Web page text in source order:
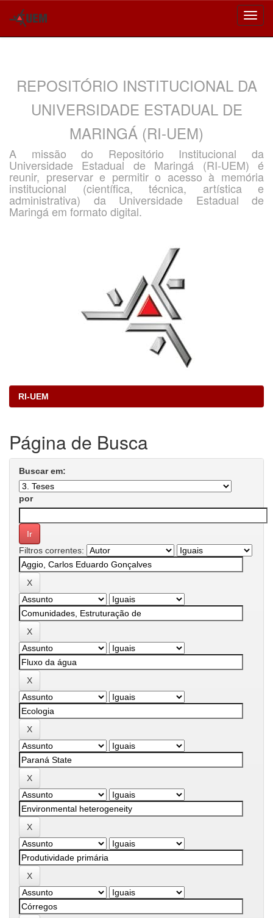
REPOSITÓRIO INSTITUCIONAL DA
UNIVERSIDADE ESTADUAL DE
MARINGÁ (RI-UEM)
A missão do Repositório Institucional da
Universidade Estadual de Maringá (RI-UEM) é
reunir, preservar e permitir o acesso à memória
institucional (científica, técnica, artística e
administrativa) da Universidade Estadual de
Maringá em formato digital.
RI-UEM
Página de Busca
Buscar em:
por
Filtros correntes: